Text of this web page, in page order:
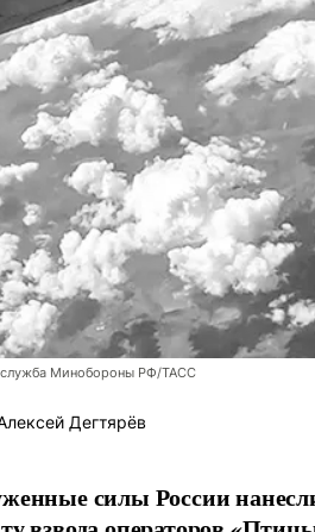
служба Минобороны РФ/ТАСС
Дегтярёв
силы России